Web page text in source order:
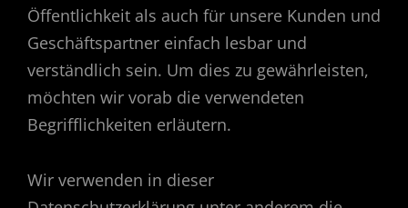
Öffentlichkeit als auch für unsere Kunden und
Geschäftspartner einfach lesbar und
verständlich sein. Um dies zu gewährleisten,
möchten wir vorab die verwendeten
Begrifflichkeiten erläutern.
Wir verwenden in dieser